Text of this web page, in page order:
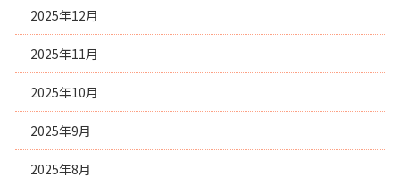
2025年12月
2025年11月
2025年10月
2025年9月
2025年8月